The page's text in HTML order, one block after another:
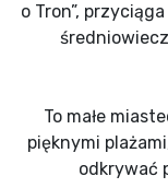
o Tron”,
To małe
pięknymi
odkrywać